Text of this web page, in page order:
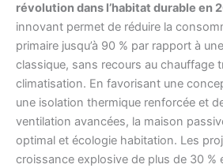
révolution dans l’habitat durable en
innovant permet de réduire la
primaire jusqu’à 90 % par rapport à
classique, sans recours au chauffage
climatisation. En favorisant une
une isolation thermique renforcée et
ventilation avancées, la maison
optimal et écologie habitation. Les
croissance explosive de plus de 30 %